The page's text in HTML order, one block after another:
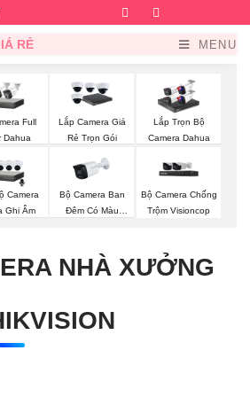
Facebook
RẺ MENU
Full
Dahua
Lắp Camera Giá
Rẻ Trọn Gói
Lắp Trọn Bộ
Camera Dahua
Camera
Ghi Âm
Bộ Camera Ban
Đêm Có Màu
Bộ Camera Chống
Trộm Visioncop
NHÀ XƯỞNG